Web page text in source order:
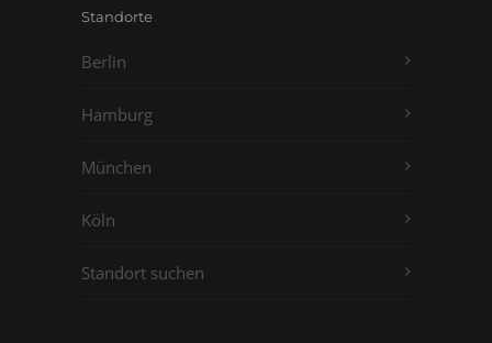
Standorte
Berlin
Hamburg
München
Köln
Standort suchen